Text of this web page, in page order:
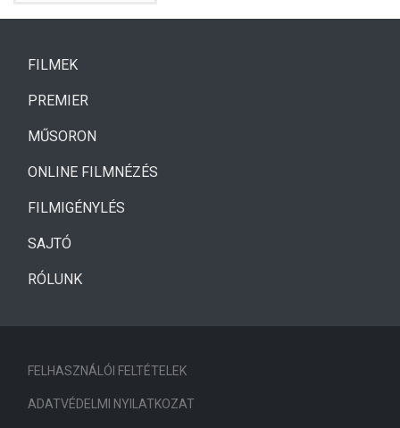
FILMEK(CURRENT)
PREMIER
MŰSORON
ONLINE FILMNÉZÉS
FILMIGÉNYLÉS
SAJTÓ
RÓLUNK
FELHASZNÁLÓI FELTÉTELEK
ADATVÉDELMI NYILATKOZAT